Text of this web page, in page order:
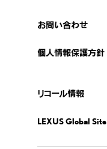
お問い合わせ
個人情報保護方針
リコール情報
LEXUS Global Site